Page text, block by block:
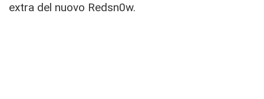
extra del nuovo Redsn0w.